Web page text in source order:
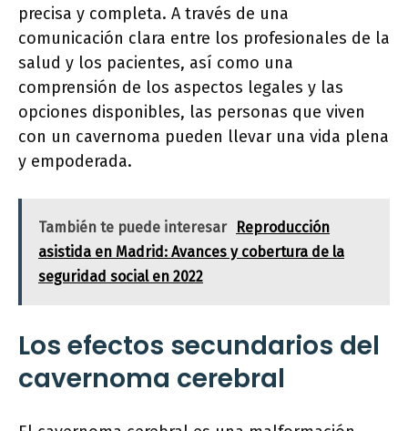
precisa y completa. A través de una
comunicación clara entre los profesionales de la
salud y los pacientes, así como una
comprensión de los aspectos legales y las
opciones disponibles, las personas que viven
con un cavernoma pueden llevar una vida plena
y empoderada.
También te puede interesar
Reproducción
asistida en Madrid: Avances y cobertura de la
seguridad social en 2022
Los efectos secundarios del
cavernoma cerebral